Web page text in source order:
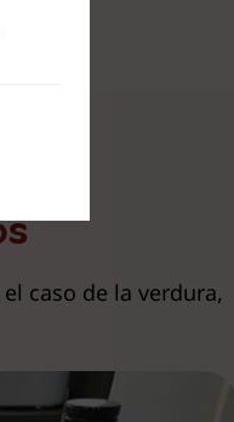
caso de la verdura,